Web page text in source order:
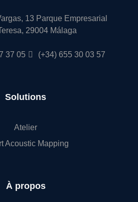
13 Parque Empresarial
29004 Málaga
37 05 (+34) 655 30 03 57
Solutions
Atelier
Acoustic Mapping
À propos